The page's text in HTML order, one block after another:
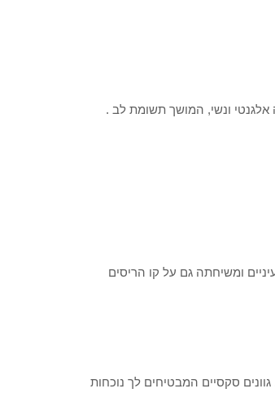
אלגנטי ונשי, המושך תשומת לב .
ומשיחתה גם על קו הריסים
סקסיים המבטיחים לך נוכחות